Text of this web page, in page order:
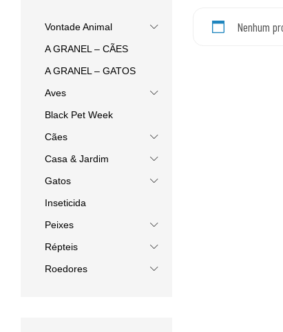
Nenhum
Vontade Animal
A GRANEL – CÃES
A GRANEL – GATOS
Aves
Black Pet Week
Cães
Casa & Jardim
Gatos
Inseticida
Peixes
Répteis
Roedores